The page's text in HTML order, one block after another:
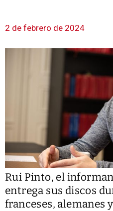
2 de febrero de 2024
Rui Pinto, el
entrega sus discos
franceses, alemanes